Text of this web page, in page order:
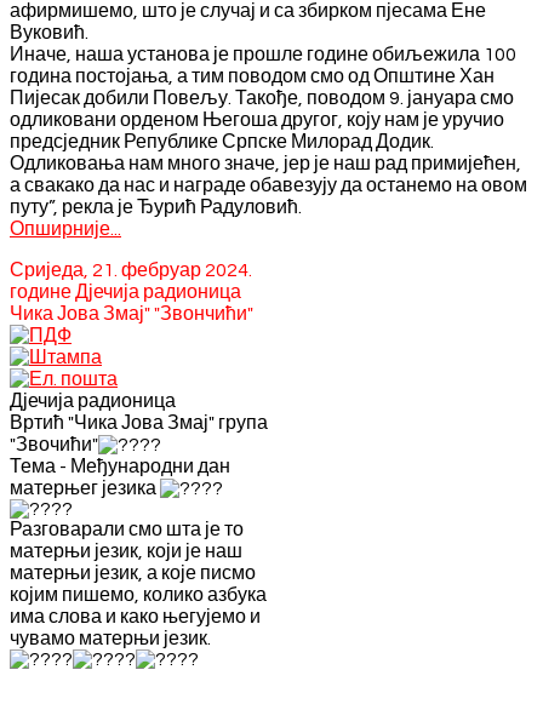
афирмишемо, што је случај и са збирком пјесама Ене
Вуковић.
Иначе, наша установа је прошле године обиљежила 100
година постојања, а тим поводом смо од Општине Хан
Пијесак добили Повељу. Такође, поводом 9. јануара смо
одликовани орденом Његоша другог, коју нам је уручио
предсједник Републике Српске Милорад Додик.
Одликовања нам много значе, јер је наш рад примијећен,
а свакако да нас и награде обавезују да останемо на овом
путу”, рекла је Ђурић Радуловић.
Опширније...
Сриједа, 21. фебруар 2024.
године Дјечија радионица
Чика Јова Змај" "Звончићи"
Дјечија радионица
Вртић "Чика Јова Змај" група
"Звочићи"
Тема - Међународни дан
матерњег језика
Разговарали смо шта је то
матерњи језик, који је наш
матерњи језик, а које писмо
којим пишемо, колико азбука
има слова и како његујемо и
чувамо матерњи језик.